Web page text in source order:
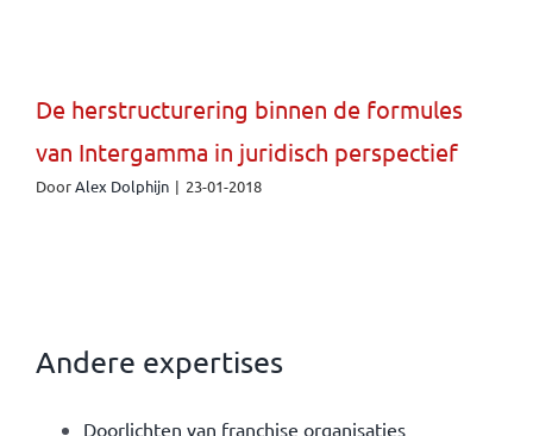
De herstructurering binnen de formules
van Intergamma in juridisch perspectief
DoorAlex Dolphijn | 23-01-2018
Andere expertises
Doorlichten van franchise organisaties